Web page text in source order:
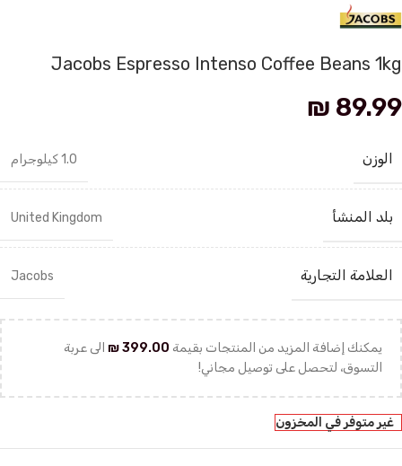
Jacobs Espresso Intenso Coffee Beans 1kg
₪ 89.99
الوزن 1.0 كيلوجرام
بلد المنشأ United Kingdom
العلامة التجارية Jacobs
يمكنك إضافة المزيد من المنتجات بقيمة ₪399.00
الى عربة
التسوق، لتحصل على توصيل مجاني!
غير متوفر في المخزون